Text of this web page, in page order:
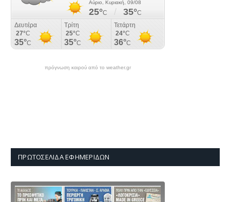
πρόγνωση καιρού από το weather.gr
ΠΡΩΤΟΣΈΛΙΔΑ ΕΦΗΜΕΡΊΔΩΝ